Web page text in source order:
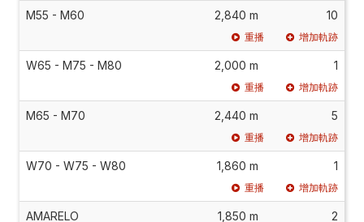
M55 - M60 2,840 m 10
重播 增加軌跡
W65 - M75 - M80 2,000 m 1
重播 增加軌跡
M65 - M70 2,440 m 5
重播 增加軌跡
W70 - W75 - W80 1,860 m 1
重播 增加軌跡
AMARELO 1,850 m 2